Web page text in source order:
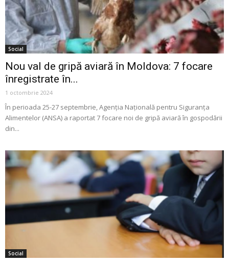
Social
Nou val de gripă aviară în Moldova: 7 focare
înregistrate în...
1 octombrie 2024
În perioada 25-27 septembrie, Agenția Națională pentru Siguranța
Alimentelor (ANSA) a raportat 7 focare noi de gripă aviară în gospodării
din...
Social